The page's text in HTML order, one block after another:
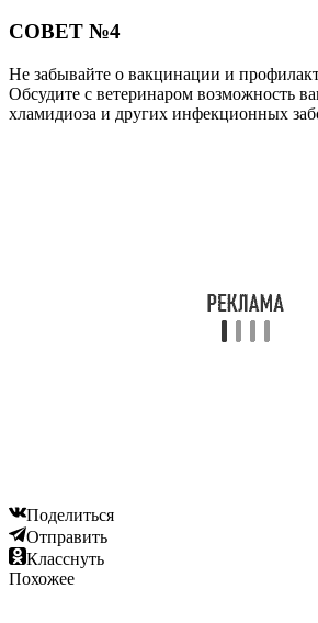
СОВЕТ №4
Не забывайте о вакцинации и
Обсудите с ветеринаром возможность
хламидиоза и других инфекционных
Поделиться
Отправить
Класснуть
Похожее